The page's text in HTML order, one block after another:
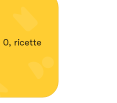
0, ricette